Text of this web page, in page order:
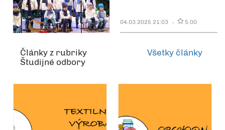
04.03.2025 21:03 5.00
Články z rubriky
Študijné odbory
Všetky články